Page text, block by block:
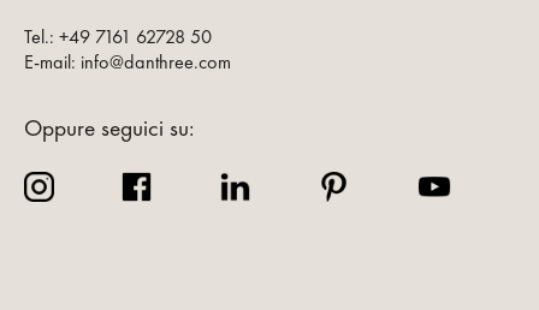
Tel.: +49 7161 62728 50
E-mail: info@danthree.com
Oppure seguici su: